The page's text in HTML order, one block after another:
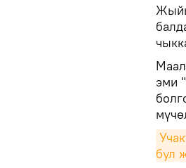
эми
бул